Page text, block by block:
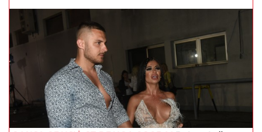
"IMAO SAM PET PROPUŠTENIH POZIVA"
Darko
Tanasijević i dalje u ogromnom strahu za svoju
porodicu, požar se približio njihovoj kući: "Prva reč
koju sam čuo - IZGOREĆEMO"